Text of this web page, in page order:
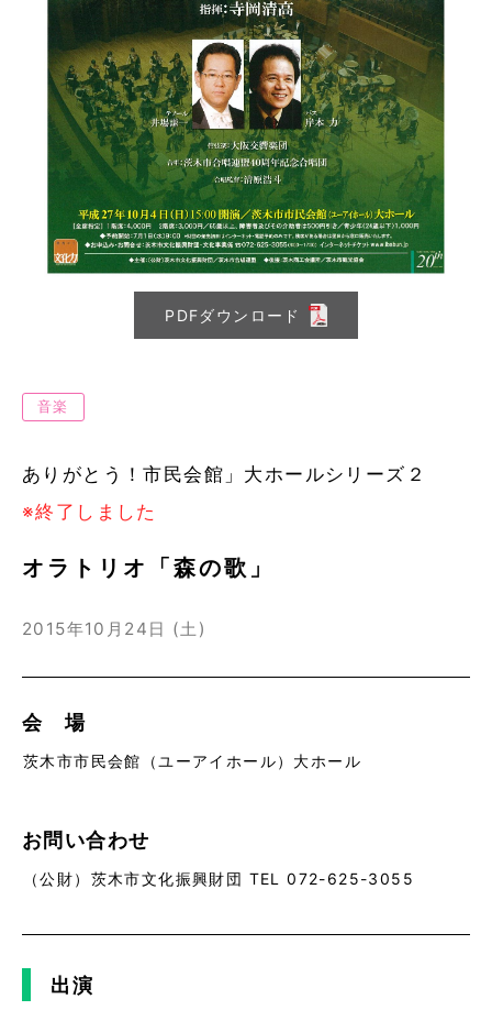
PDFダウンロード
音楽
ありがとう！市民会館」大ホールシリーズ２
※終了しました
オラトリオ「森の歌」
2015年10月24日 (土)
会 場
茨木市市民会館（ユーアイホール）大ホール
お問い合わせ
（公財）茨木市文化振興財団 TEL 072-625-3055
出演